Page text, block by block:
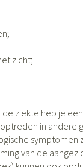
zicht;
de ziekte heb je
in andere
symptomen
van de